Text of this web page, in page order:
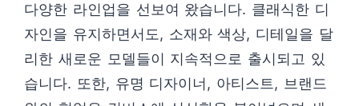
다양한 라인업을 선보여 왔습니다. 클래식한 디
자인을 유지하면서도, 소재와 색상, 디테일을 달
리한 새로운 모델들이 지속적으로 출시되고 있
습니다. 또한, 유명 디자이너, 아티스트, 브랜드